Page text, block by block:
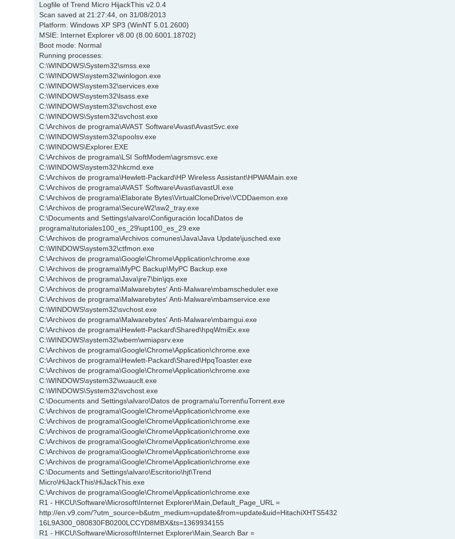
Logfile of Trend Micro HijackThis v2.0.4
Scan saved at 21:27:44, on 31/08/2013
Platform: Windows XP SP3 (WinNT 5.01.2600)
MSIE: Internet Explorer v8.00 (8.00.6001.18702)
Boot mode: Normal
Running processes:
C:\WINDOWS\System32\smss.exe
C:\WINDOWS\system32\winlogon.exe
C:\WINDOWS\system32\services.exe
C:\WINDOWS\system32\lsass.exe
C:\WINDOWS\system32\svchost.exe
C:\WINDOWS\System32\svchost.exe
C:\Archivos de programa\AVAST Software\Avast\AvastSvc.exe
C:\WINDOWS\system32\spoolsv.exe
C:\WINDOWS\Explorer.EXE
C:\Archivos de programa\LSI SoftModem\agrsmsvc.exe
C:\WINDOWS\system32\hkcmd.exe
C:\Archivos de programa\Hewlett-Packard\HP Wireless Assistant\HPWAMain.exe
C:\Archivos de programa\AVAST Software\Avast\avastUI.exe
C:\Archivos de programa\Elaborate Bytes\VirtualCloneDrive\VCDDaemon.exe
C:\Archivos de programa\SecureW2\sw2_tray.exe
C:\Documents and Settings\alvaro\Configuración local\Datos de
programa\tutoriales100_es_29\upt100_es_29.exe
C:\Archivos de programa\Archivos comunes\Java\Java Update\jusched.exe
C:\WINDOWS\system32\ctfmon.exe
C:\Archivos de programa\Google\Chrome\Application\chrome.exe
C:\Archivos de programa\MyPC Backup\MyPC Backup.exe
C:\Archivos de programa\Java\jre7\bin\jqs.exe
C:\Archivos de programa\Malwarebytes' Anti-Malware\mbamscheduler.exe
C:\Archivos de programa\Malwarebytes' Anti-Malware\mbamservice.exe
C:\WINDOWS\system32\svchost.exe
C:\Archivos de programa\Malwarebytes' Anti-Malware\mbamgui.exe
C:\Archivos de programa\Hewlett-Packard\Shared\hpqWmiEx.exe
C:\WINDOWS\system32\wbem\wmiapsrv.exe
C:\Archivos de programa\Google\Chrome\Application\chrome.exe
C:\Archivos de programa\Hewlett-Packard\Shared\HpqToaster.exe
C:\Archivos de programa\Google\Chrome\Application\chrome.exe
C:\WINDOWS\system32\wuauclt.exe
C:\WINDOWS\System32\svchost.exe
C:\Documents and Settings\alvaro\Datos de programa\uTorrent\uTorrent.exe
C:\Archivos de programa\Google\Chrome\Application\chrome.exe
C:\Archivos de programa\Google\Chrome\Application\chrome.exe
C:\Archivos de programa\Google\Chrome\Application\chrome.exe
C:\Archivos de programa\Google\Chrome\Application\chrome.exe
C:\Archivos de programa\Google\Chrome\Application\chrome.exe
C:\Archivos de programa\Google\Chrome\Application\chrome.exe
C:\Documents and Settings\alvaro\Escritorio\hjt\Trend
Micro\HiJackThis\HiJackThis.exe
C:\Archivos de programa\Google\Chrome\Application\chrome.exe
R1 - HKCU\Software\Microsoft\Internet Explorer\Main,Default_Page_URL =
http://en.v9.com/?utm_source=b&utm_medium=update&from=update&uid=HitachiXHTS5432
16L9A300_080830FB0200LCCYD8MBX&ts=1369934155
R1 - HKCU\Software\Microsoft\Internet Explorer\Main,Search Bar =